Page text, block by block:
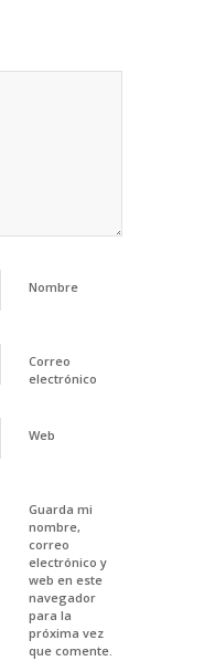
Nombre
Correo
electrónico
Web
Guarda mi
nombre,
correo
electrónico y
web en este
navegador
para la
próxima vez
que comente.